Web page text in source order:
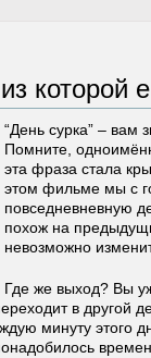
которой
“День сурка” – вам
Помните,
эта фраза стала
этом фильме мы с
повседневневную
похож на
невозможно
Где же выход? Вы
в другой
минуту этого